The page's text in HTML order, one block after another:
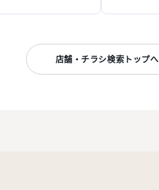
店舗・チラシ検索トップへ